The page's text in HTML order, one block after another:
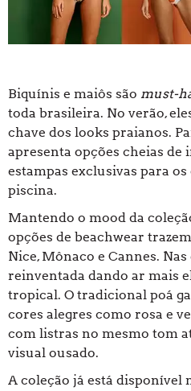
Biquínis e maiôs são must-
toda brasileira. No verão,
chave dos looks praianos.
apresenta opções cheias de
estampas exclusivas para os
piscina.
Mantendo o mood da
opções de beachwear
Nice, Mônaco e Cannes.
reinventada dando ar mais
tropical. O tradicional poá
cores alegres como rosa e
com listras no mesmo tom
visual ousado.
A coleção já está disponível